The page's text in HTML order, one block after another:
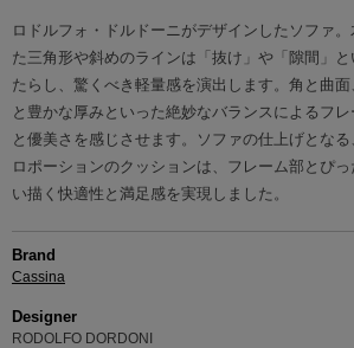
ロドルフォ・ドルドーニがデザインしたソファ
た三角形や斜めのラインは「抜け」や「隙間」
たらし、驚くべき軽量感を演出します。角と曲
と豊かな厚みといった絶妙なバランスによるフ
と優美さを感じさせます。ソファの仕上げとな
ロポーションのクッションは、フレーム部とぴ
い描く快適性と満足感を実現しました。
Brand
Cassina
Designer
RODOLFO DORDONI